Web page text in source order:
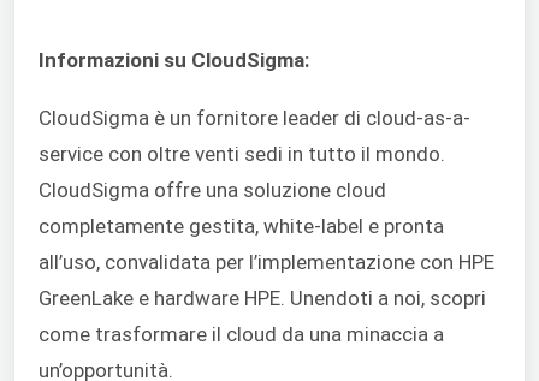
Informazioni su CloudSigma:
CloudSigma è un fornitore leader di cloud-as-a-
service con oltre venti sedi in tutto il mondo.
CloudSigma offre una soluzione cloud
completamente gestita, white-label e pronta
all’uso, convalidata per l’implementazione con HPE
GreenLake e hardware HPE. Unendoti a noi, scopri
come trasformare il cloud da una minaccia a
un’opportunità.